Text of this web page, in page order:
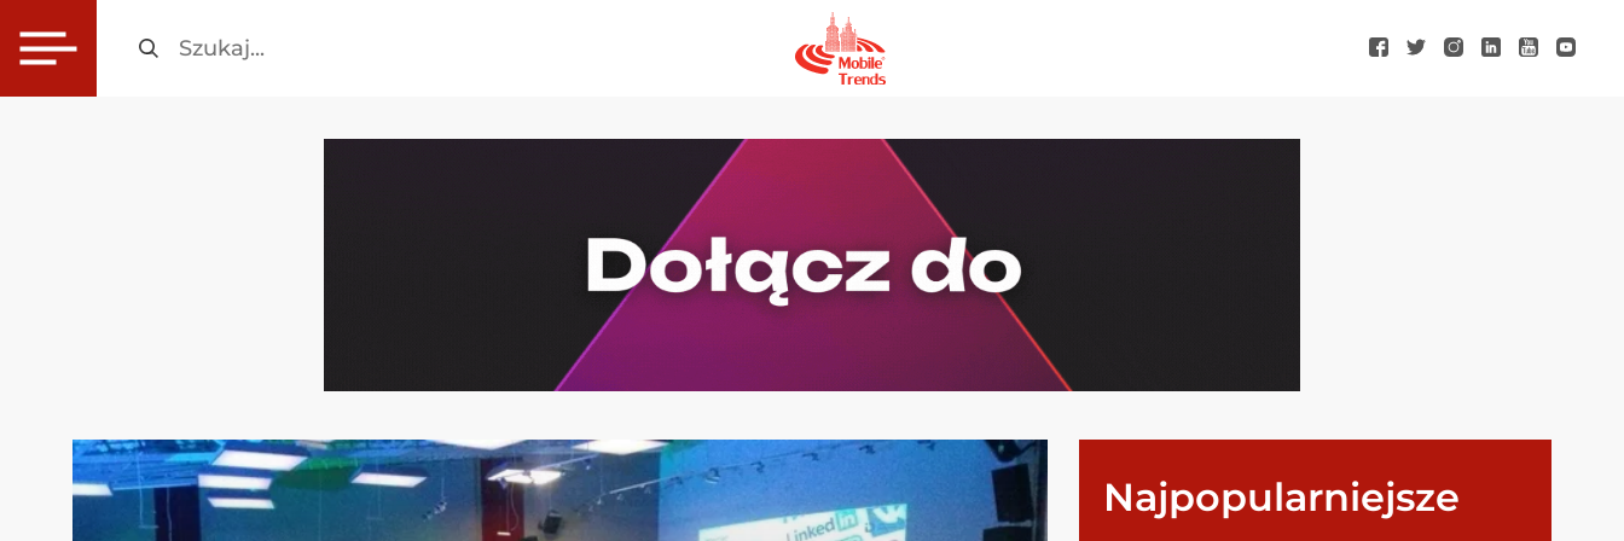
Szukaj
Najpopularniejsze